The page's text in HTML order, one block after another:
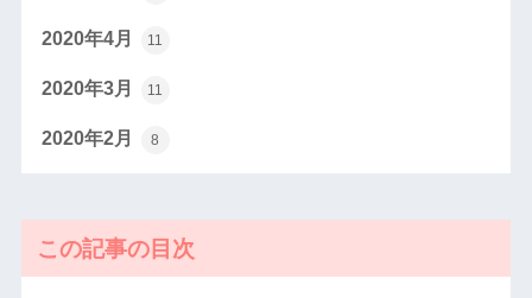
2020年4月 11
2020年3月 11
2020年2月 8
この記事の目次